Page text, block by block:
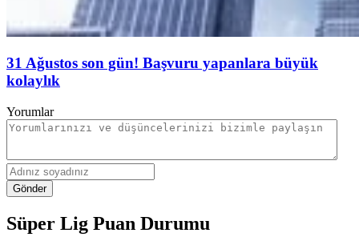
31 Ağustos son gün! Başvuru yapanlara büyük
kolaylık
Yorumlar
Gönder
Süper Lig Puan Durumu